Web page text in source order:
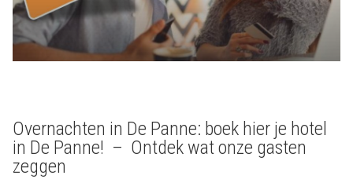
Overnachten in De Panne: boek hier je hotel
in De Panne! – Ontdek wat onze gasten
zeggen